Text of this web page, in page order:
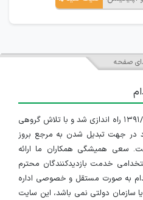
صفحه
سایت ایران استخدام در تاریخ ۱۳۹۱/۱/۱۰ راه اندازی شد و با تلاش گروهی
در جهت تبدیل شدن به مرجع بروز
سعی همیشگی همکاران ما ارائه
خدمت بازدیدکنندگان محترم
به صورت مستقل و خصوصی اداره
سازمان دولتی نمی باشد، این سایت